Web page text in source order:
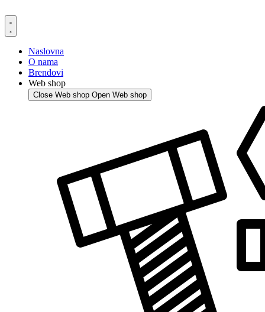
to
content
Naslovna
O nama
Brendovi
Web shop
Close Web shop Open Web shop